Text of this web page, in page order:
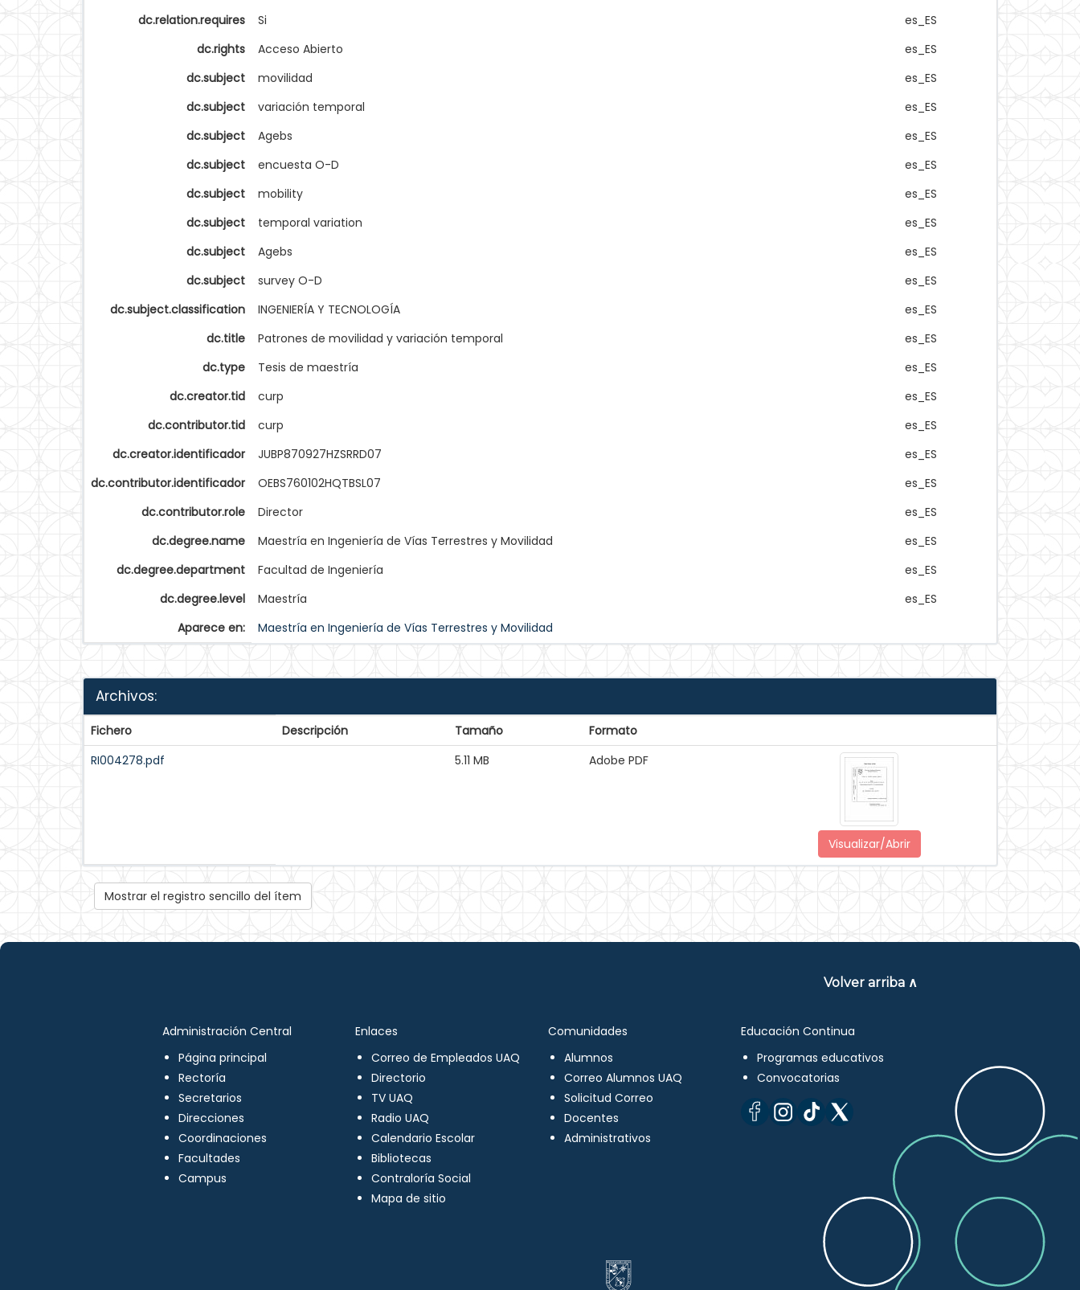
dc.relation.requires
Si
es_ES
dc.rights
Acceso Abierto
es_ES
dc.subject
movilidad
es_ES
dc.subject
variación temporal
es_ES
dc.subject
Agebs
es_ES
dc.subject
encuesta O-D
es_ES
dc.subject
mobility
es_ES
dc.subject
temporal variation
es_ES
dc.subject
Agebs
es_ES
dc.subject
survey O-D
es_ES
dc.subject.classification
INGENIERÍA Y TECNOLOGÍA
es_ES
dc.title
Patrones de movilidad y variación temporal
es_ES
dc.type
Tesis de maestría
es_ES
dc.creator.tid
curp
es_ES
dc.contributor.tid
curp
es_ES
dc.creator.identificador
JUBP870927HZSRRD07
es_ES
dc.contributor.identificador
OEBS760102HQTBSL07
es_ES
dc.contributor.role
Director
es_ES
dc.degree.name
Maestría en Ingeniería de Vías Terrestres y Movilidad
es_ES
dc.degree.department
Facultad de Ingeniería
es_ES
dc.degree.level
Maestría
es_ES
Aparece en:
Maestría en Ingeniería de Vías Terrestres y Movilidad
Archivos:
Fichero Descripción Tamaño
Formato
RI004278.pdf
5.11 MB Adobe PDF
Visualizar/Abrir
Mostrar el registro sencillo del ítem
Volver arriba ∧
Administración Central
Página principal
Rectoría
Secretarios
Direcciones
Coordinaciones
Facultades
Campus
Enlaces
Correo de Empleados UAQ
Directorio
TV UAQ
Radio UAQ
Calendario Escolar
Bibliotecas
Contraloría Social
Mapa de sitio
Comunidades
Alumnos
Correo Alumnos UAQ
Solicitud Correo
Docentes
Administrativos
Educación Continua
Programas educativos
Convocatorias